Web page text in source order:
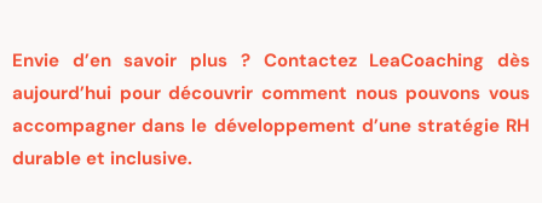
Envie d’en savoir plus ? Contactez LeaCoaching dès
aujourd’hui pour découvrir comment nous pouvons vous
accompagner dans le développement d’une stratégie RH
durable et inclusive.